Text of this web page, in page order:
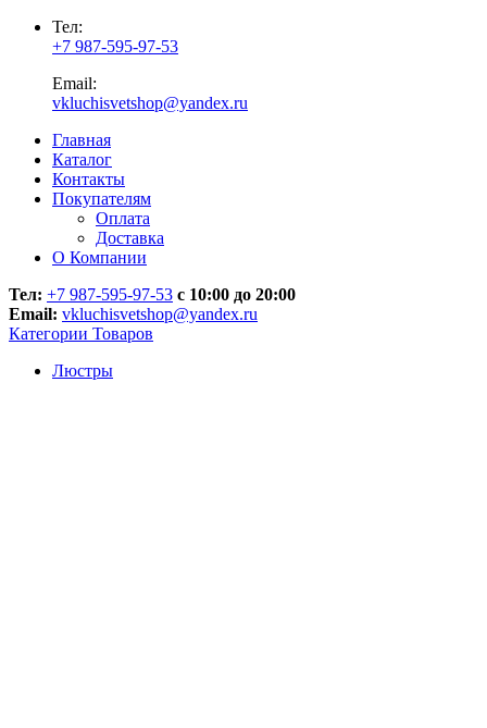
Тел:
+7 987-595-97-53
Email:
vkluchisvetshop@yandex.ru
Главная
Каталог
Контакты
Покупателям
Оплата
Доставка
О Компании
Тел: +7 987-595-97-53 с 10:00 до 20:00
Email: vkluchisvetshop@yandex.ru
Категории Товаров
Люстры